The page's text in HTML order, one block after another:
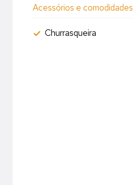
Acessórios e comodidades
Churrasqueira